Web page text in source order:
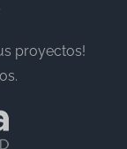
proyectos!